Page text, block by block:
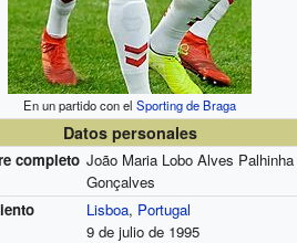
En un partido con elSporting de Braga
Datos personales
completo João Maria Lobo Alves Palhinha
Gonçalves
Lisboa, Portugal
9 de julio de 1995